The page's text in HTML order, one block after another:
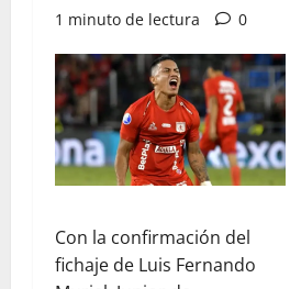
1 minuto de lectura
0
Con la confirmación del
fichaje de Luis Fernando